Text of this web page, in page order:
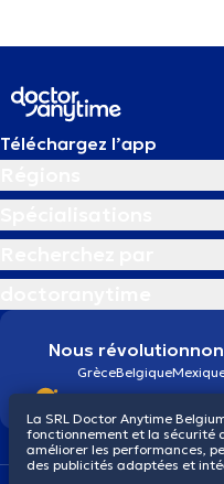
Téléchargez l’app
Nous
GrèceBelgique
La SRL Doctor Anytime
fonctionnement et la sécurité
améliorer les performances,
des publicités adaptées et